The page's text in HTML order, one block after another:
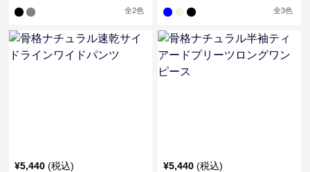
全2色 全3色
¥5,440 (税込) ¥5,440 (税込)